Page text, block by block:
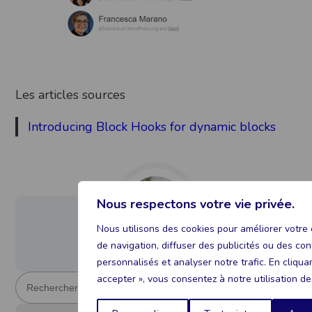
Nous respectons votre vie privée.
Nous utilisons des cookies pour améliorer votre
de navigation, diffuser des publicités ou des
personnalisés et analyser notre trafic. En
accepter », vous consentez à notre utilisation
Les articles sources
Introducing Block Hooks for dynamic blocks
Laurent Magnin
R
e